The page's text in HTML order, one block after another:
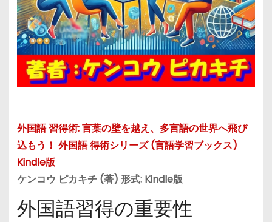
外国語 習得術: 言葉の壁を越え、多言語の世界へ飛び
込もう！ 外国語 得術シリーズ (言語学習ブックス)
Kindle版
ケンコウ ピカキチ (著) 形式: Kindle版
外国語習得の重要性